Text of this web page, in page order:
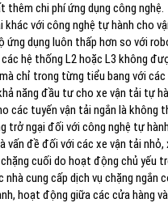
thêm chi phí ứng dụng công nghệ.
với công nghệ tự hành cho
ứng dụng luôn thấp hơn so với
các hệ thống L2 hoặc L3 không
chỉ trong từng tiểu bang với
năng đầu tư cho xe vận tải tự
các tuyến vận tải ngắn là không
trở ngại đối với công nghệ tự
vấn đề đối với các xe vận tải nhỏ,
cuối do hoạt động chủ yếu
nhà cung cấp dịch vụ chặng
hoạt động giữa các cửa hàng